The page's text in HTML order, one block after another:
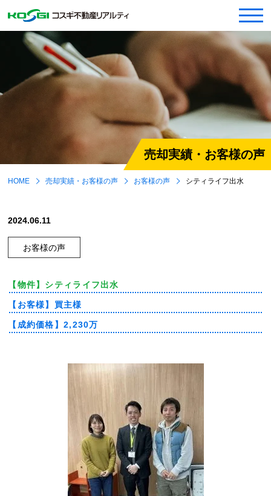
売却実績・お客様の声
HOME 売却実績・お客様の声 お客様の声 シティライフ出水
2024.06.11
お客様の声
【物件】 シティライフ出水
【お客様】 買主様
【成約価格】 2,230万